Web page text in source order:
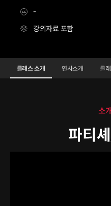
-
강의자료 포함
파티셰 임다솜 Details
Configuration Information
클래스 소개 연사소개 클
소
파티